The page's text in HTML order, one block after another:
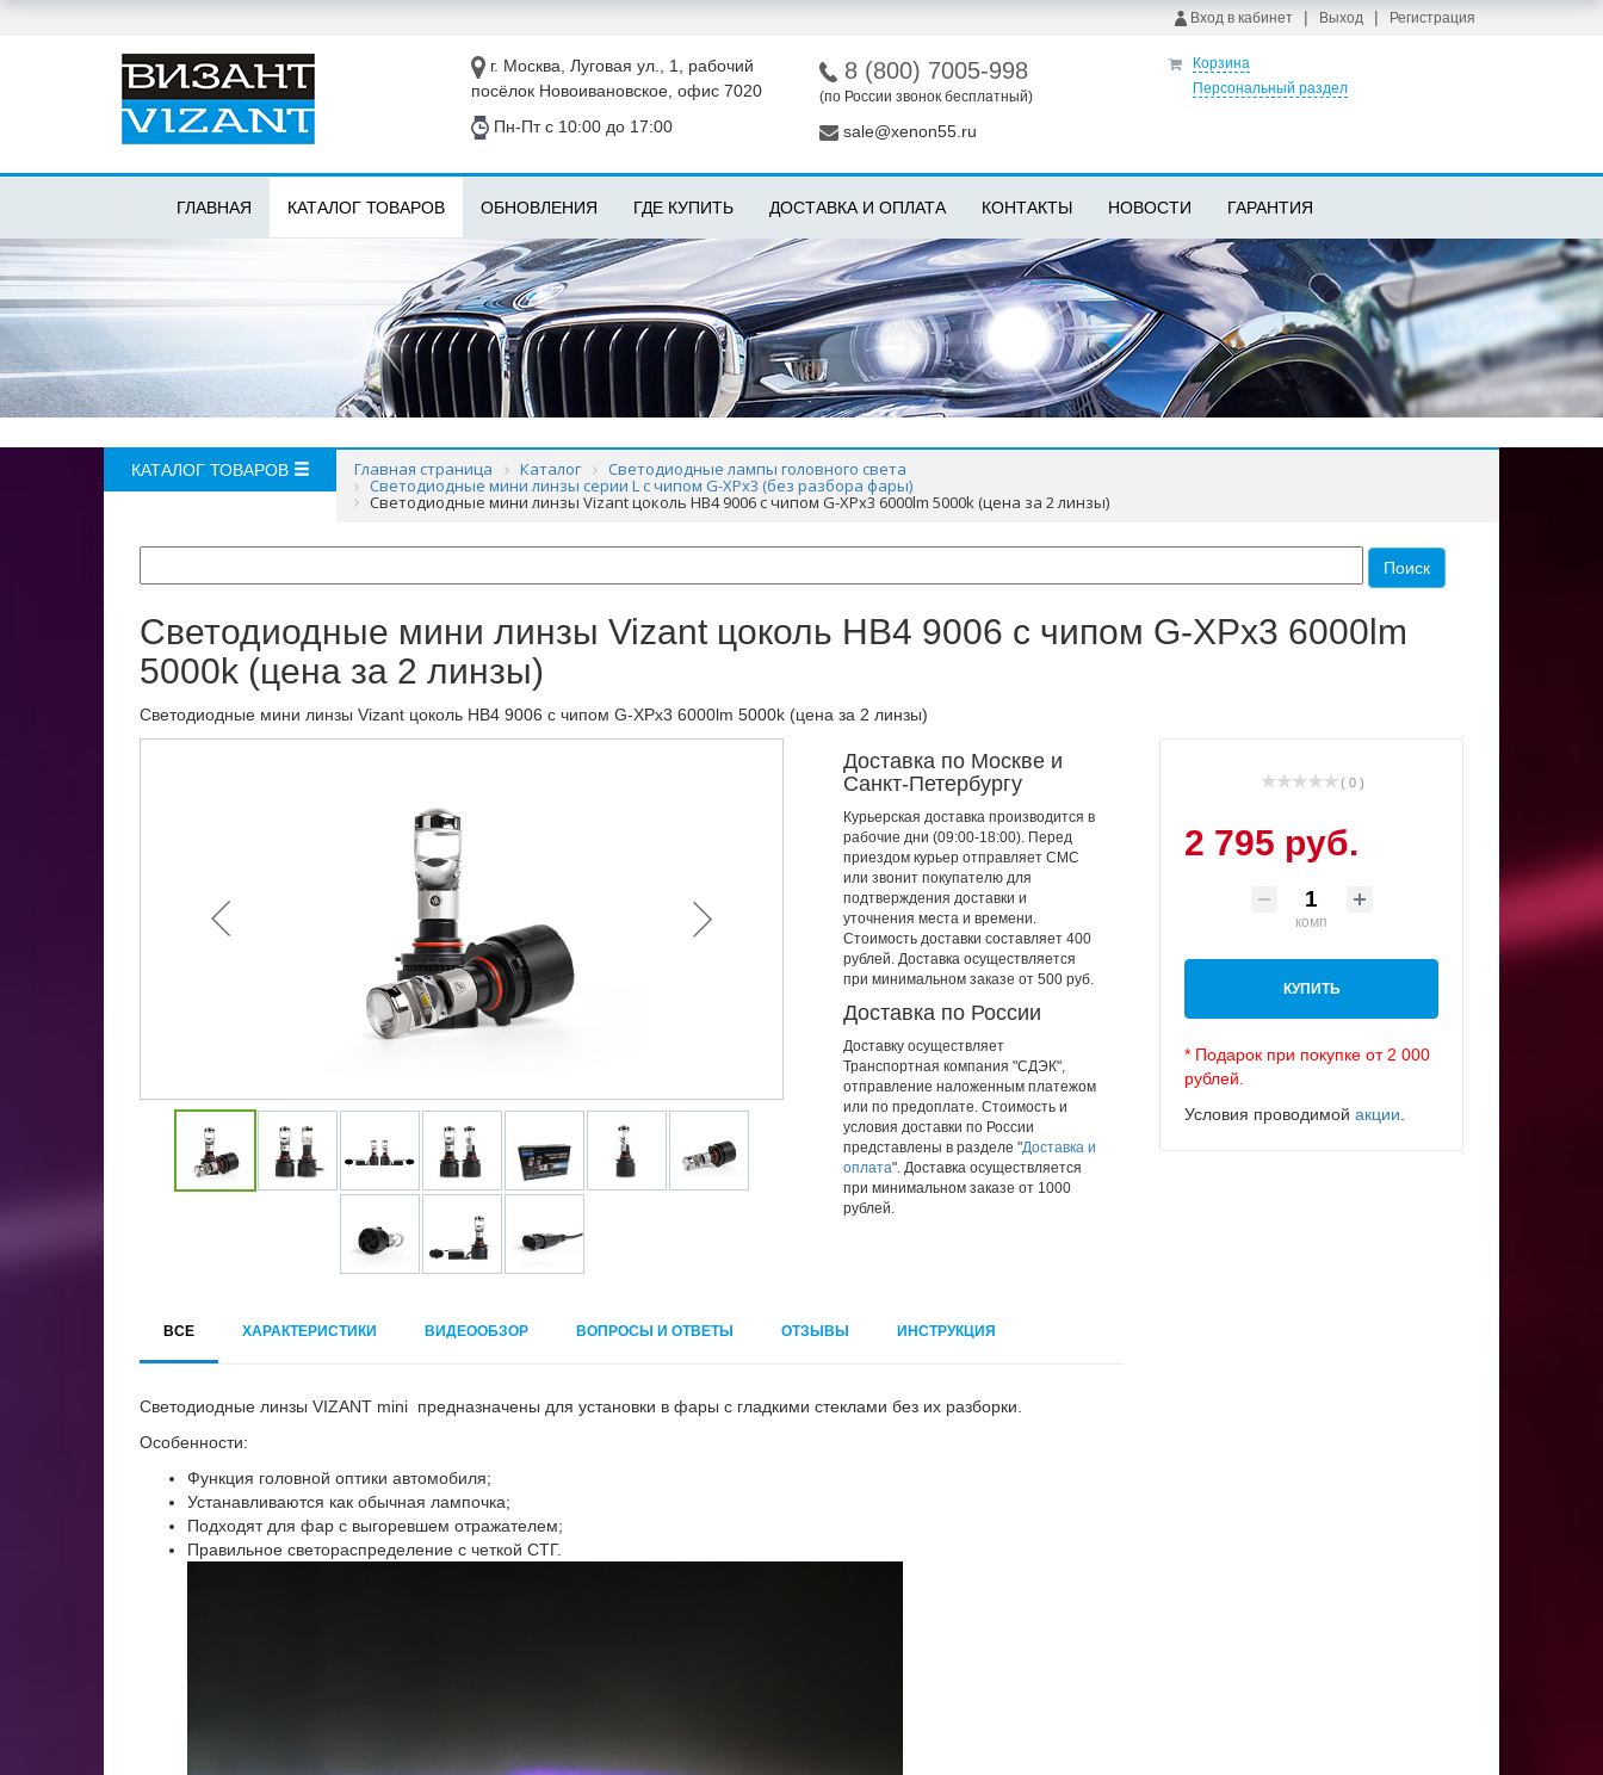
Вход в кабинет | Выход | Регистрация
г. Москва, Луговая ул., 1, рабочий
посёлок Новоивановское, офис 7020
Пн-Пт с 10:00 до 17:00
8 (800) 7005-998
(по России звонок бесплатный)
sale@xenon55.ru
Корзина
Персональный раздел
ГЛАВНАЯ КАТАЛОГ ТОВАРОВ ОБНОВЛЕНИЯ ГДЕ КУПИТЬ ДОСТАВКА И ОПЛАТА КОНТАКТЫ НОВОСТИ ГАРАНТИЯ
КАТАЛОГ ТОВАРОВ Главная страница Каталог Светодиодные лампы головного света
Светодиодные мини линзы серии L с чипом G-XPx3 (без разбора фары)
Светодиодные мини линзы Vizant цоколь HB4 9006 с чипом G-XPx3 6000lm 5000k (цена за 2 линзы)
Светодиодные мини линзы Vizant цоколь HB4 9006 с чипом G-XPx3 6000lm
5000k (цена за 2 линзы)
Светодиодные мини линзы Vizant цоколь HB4 9006 с чипом G-XPx3 6000lm 5000k (цена за 2 линзы)
Доставка по Москве и
Санкт-Петербургу
Курьерская доставка производится в
рабочие дни (09:00-18:00). Перед
приездом курьер отправляет СМС
или звонит покупателю для
подтверждения доставки и
уточнения места и времени.
Стоимость доставки составляет 400
рублей. Доставка осуществляется
при минимальном заказе от 500 руб.
Доставка по России
Доставку осуществляет
Транспортная компания "СДЭК",
отправление наложенным платежом
или по предоплате. Стоимость и
условия доставки по России
представлены в разделе "Доставка и
оплата". Доставка осуществляется
при минимальном заказе от 1000
рублей.
( 0 )
2 795 руб.
комп
КУПИТЬ
* Подарок при покупке от 2 000
рублей.
Условия проводимой акции
ВСЕ ХАРАКТЕРИСТИКИ ВИДЕООБЗОР ВОПРОСЫ И ОТВЕТЫ ОТЗЫВЫ ИНСТРУКЦИЯ
Светодиодные линзы VIZANT mini предназначены для установки в фары с гладкими стеклами без их разборки.
Особенности:
Функция головной оптики автомобиля;
Устанавливаются как обычная лампочка;
Подходят для фар с выгоревшем отражателем;
Правильное светораспределение с четкой СТГ.